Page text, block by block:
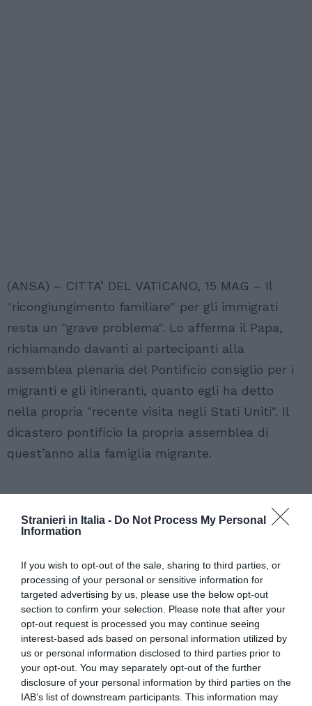
Stranieri in Italia - Do Not Process My Personal
Information
If you wish to opt-out of the sale, sharing to third parties, or
processing of your personal or sensitive information for
targeted advertising by us, please use the below opt-out
section to confirm your selection. Please note that after your
opt-out request is processed you may continue seeing
interest-based ads based on personal information utilized by
us or personal information disclosed to third parties prior to
your opt-out. You may separately opt-out of the further
disclosure of your personal information by third parties on the
IAB’s list of downstream participants. This information may
(ANSA) – CITTA’ DEL VATICANO, 15 MAG – Il
"ricongiungimento familiare" per gli immigrati
resta un "grave problema". Lo afferma il Papa,
richiamando davanti ai partecipanti alla
assemblea plenaria del Pontificio consiglio per i
migranti e gli itineranti, quanto egli ha detto
nella propria "recente visita negli Stati Uniti". Il
dicastero pontificio la propria assemblea di
quest’anno alla famiglia migrante.
Osservatorio Welcome Marketing
Romeno picchiato da compagno di scuola.
Razzismo o no?
TI POTREBBERO INTERESSARE
ANCHE: